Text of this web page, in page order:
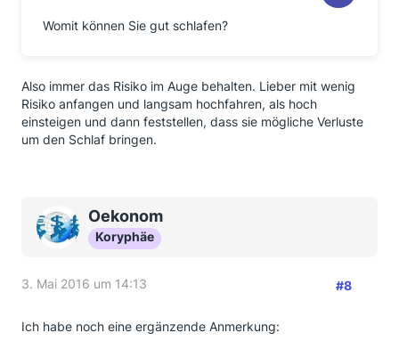
Womit können Sie gut schlafen?
Also immer das Risiko im Auge behalten. Lieber mit wenig
Risiko anfangen und langsam hochfahren, als hoch
einsteigen und dann feststellen, dass sie mögliche Verluste
um den Schlaf bringen.
Oekonom
Koryphäe
3. Mai 2016 um 14:13 #8
Ich habe noch eine ergänzende Anmerkung: